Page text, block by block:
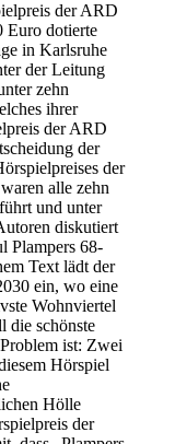
der ARD
Euro dotierte
in Karlsruhe
der Leitung
zehn
ihrer
der ARD
der
der
alle zehn
und unter
diskutiert
Plampers 68-
Text lädt der
ein, wo eine
Wohnviertel
die schönste
ist: Zwei
Hörspiel
Hölle
der